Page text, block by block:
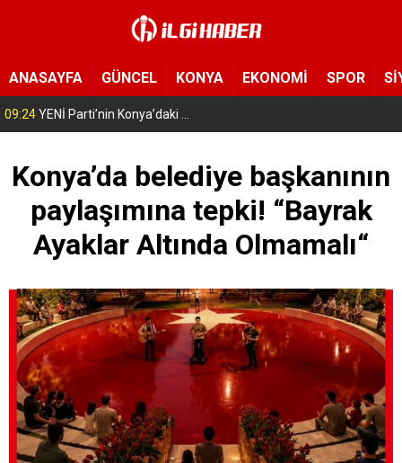
ANASAYFA GÜNCEL KONYA EKONOMİ SPOR
09:24YENİ Parti’nin Konya’daki ilk ilçe başkanı belli oldu!
Konya’da belediye başkanının
paylaşımına tepki! “Bayrak
Ayaklar Altında Olmamalı“